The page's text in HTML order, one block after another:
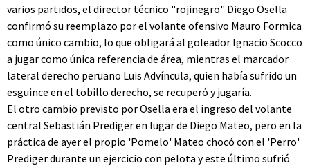
varios partidos, el director técnico "rojinegro" Diego Osella
confirmó su reemplazo por el volante ofensivo Mauro Formica
como único cambio, lo que obligará al goleador Ignacio Scocco
a jugar como única referencia de área, mientras el marcador
lateral derecho peruano Luis Advíncula, quien había sufrido un
esguince en el tobillo derecho, se recuperó y jugaría.
El otro cambio previsto por Osella era el ingreso del volante
central Sebastián Prediger en lugar de Diego Mateo, pero en la
práctica de ayer el propio 'Pomelo' Mateo chocó con el 'Perro'
Prediger durante un ejercicio con pelota y este último sufrió